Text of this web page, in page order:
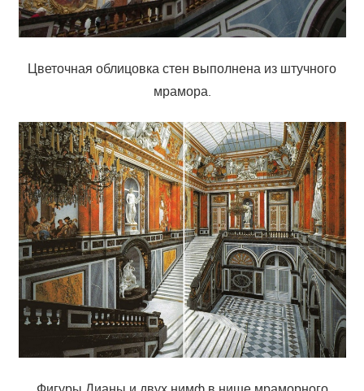
Цветочная облицовка стен выполнена из штучного
мрамора.